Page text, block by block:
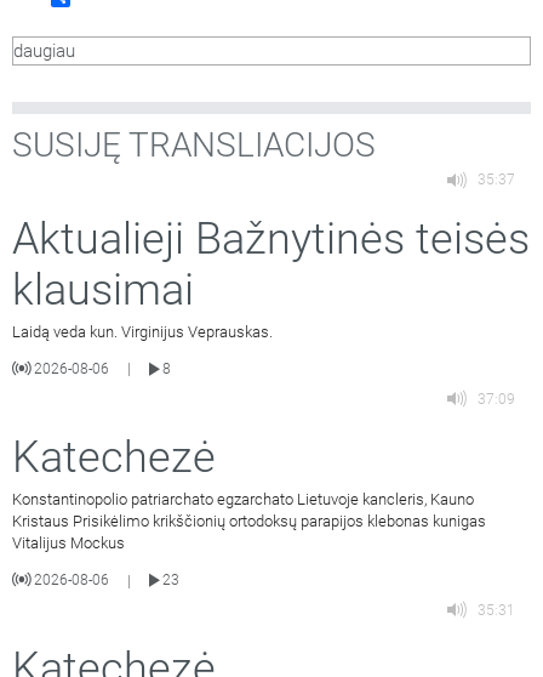
daugiau
SUSIJĘ TRANSLIACIJOS
35:37
Aktualieji Bažnytinės teisės
klausimai
Laidą veda kun. Virginijus Veprauskas.
2026-08-06
8
37:09
Katechezė
Konstantinopolio patriarchato egzarchato Lietuvoje kancleris, Kauno
Kristaus Prisikėlimo krikščionių ortodoksų parapijos klebonas kunigas
Vitalijus Mockus
2026-08-06 |
23
35:31